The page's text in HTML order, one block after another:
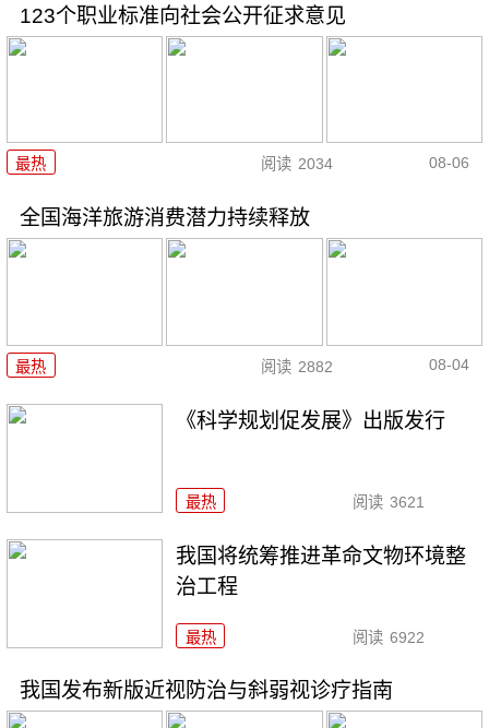
123个职业标准向社会公开征求意见
最热 阅读 2034 08-06
全国海洋旅游消费潜力持续释放
最热 阅读 2882 08-04
《科学规划促发展》出版发行
最热 阅读 3621
我国将统筹推进革命文物环境整
治工程
最热 阅读 6922
我国发布新版近视防治与斜弱视诊疗指南